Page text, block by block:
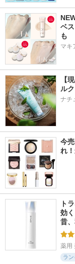
ベ
も
マキ
【
ル
ナチ
今
れ
ト
効
昔
薬用
ラ